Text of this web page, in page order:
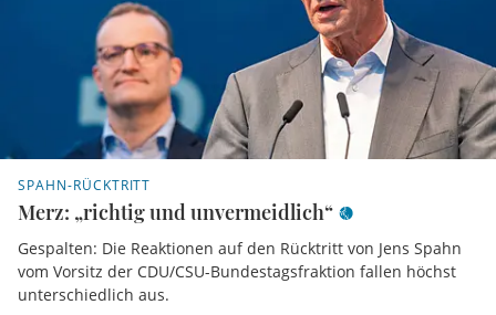
SPAHN-RÜCKTRITT
Merz: „richtig und unvermeidlich“
Gespalten: Die Reaktionen auf den Rücktritt von Jens Spahn
vom Vorsitz der CDU/CSU-Bundestagsfraktion fallen höchst
unterschiedlich aus.